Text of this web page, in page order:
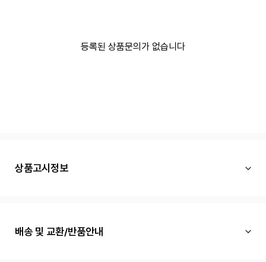
등록된 상품문의가 없습니다
상품고시정보
배송 및 교환/반품안내